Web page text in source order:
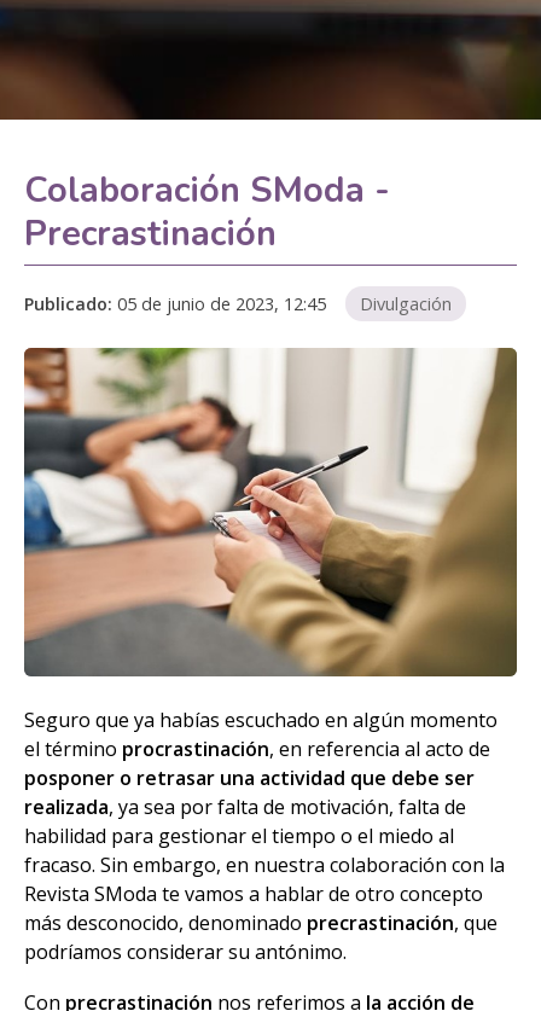
Colaboración SModa -
Precrastinación
Publicado: 05 de junio de 2023, 12:45 Divulgación
Seguro que ya habías escuchado en algún momento
el término procrastinación, en referencia al acto de
posponer o retrasar una actividad que debe ser
realizada, ya sea por falta de motivación, falta de
habilidad para gestionar el tiempo o el miedo al
fracaso. Sin embargo, en nuestra colaboración con la
Revista SModa te vamos a hablar de otro concepto
más desconocido, denominado precrastinación, que
podríamos considerar su antónimo.
Con precrastinación nos referimos a la acción de